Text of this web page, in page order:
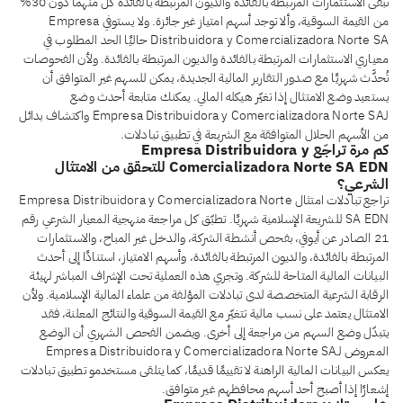
من القيمة السوقية، وألا توجد أسهم امتياز غير جائزة. ولا يستوفي Empresa
Distribuidora y Comercializadora Norte SA حاليًا الحد المطلوب في
معياري الاستثمارات المرتبطة بالفائدة والديون المرتبطة بالفائدة. ولأن الفحوصات
تُحدَّث شهريًا مع صدور التقارير المالية الجديدة، يمكن للسهم غير المتوافق أن
يستعيد وضع الامتثال إذا تغيّر هيكله المالي. يمكنك متابعة أحدث وضع
لـEmpresa Distribuidora y Comercializadora Norte SA واكتشاف بدائل
من الأسهم الحلال المتوافقة مع الشريعة في تطبيق تبادلات.
كم مرة تُراجَع Empresa Distribuidora y
Comercializadora Norte SA EDN للتحقق من الامتثال
الشرعي؟
تراجع تبادلات امتثال Empresa Distribuidora y Comercializadora Norte
SA EDN للشريعة الإسلامية شهريًا. تطبّق كل مراجعة منهجية المعيار الشرعي رقم
21 الصادر عن أيوفي، بفحص أنشطة الشركة، والدخل غير المباح، والاستثمارات
المرتبطة بالفائدة، والديون المرتبطة بالفائدة، وأسهم الامتياز، استنادًا إلى أحدث
البيانات المالية المتاحة للشركة. وتجري هذه العملية تحت الإشراف المباشر لهيئة
الرقابة الشرعية المتخصصة لدى تبادلات المؤلفة من علماء المالية الإسلامية. ولأن
الامتثال يعتمد على نسب مالية تتغيّر مع القيمة السوقية والنتائج المعلنة، فقد
يتبدّل وضع السهم من مراجعة إلى أخرى. ويضمن الفحص الشهري أن الوضع
المعروض لـEmpresa Distribuidora y Comercializadora Norte SA
يعكس البيانات المالية الراهنة لا تقييمًا قديمًا، كما يتلقى مستخدمو تطبيق تبادلات
إشعارًا إذا أصبح أحد أسهم محافظهم غير متوافق.